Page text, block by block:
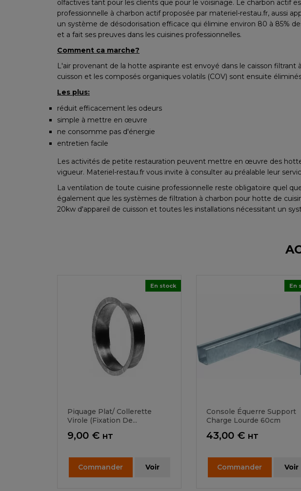
olfactives tant pour les clients que pour le voisinage. Le charbon actif
professionnelle à charbon actif proposée par materiel-restau.fr, aussi
un système de désodorisation efficace qui élimine environ 80 à 85%
et a fait ses preuves dans les cuisines professionnelles.
Comment ca marche?
L'air provenant de la hotte aspirante est envoyé dans le caisson
cuisson et les composés organiques volatils (COV) sont ensuite
Les plus:
réduit efficacement les odeurs
simple à mettre en œuvre
ne consomme pas d'énergie
entretien facile
Les activités de petite restauration peuvent mettre en œuvre des
vigueur. Materiel-restau.fr vous invite à consulter au préalable leur
La ventilation de toute cuisine professionnelle reste obligatoire quel
également que les systèmes de filtration à charbon pour hotte de
20kw d'appareil de cuisson et toutes les installations nécessitant un
Piquage Plat/ Collerette
Virole (fixation De...
Prix
9,00 € HT
Commander Voir
En stock
Console Équerre Support
Charge Lourde 60cm
Prix
43,00 € HT
Commander Voir
En